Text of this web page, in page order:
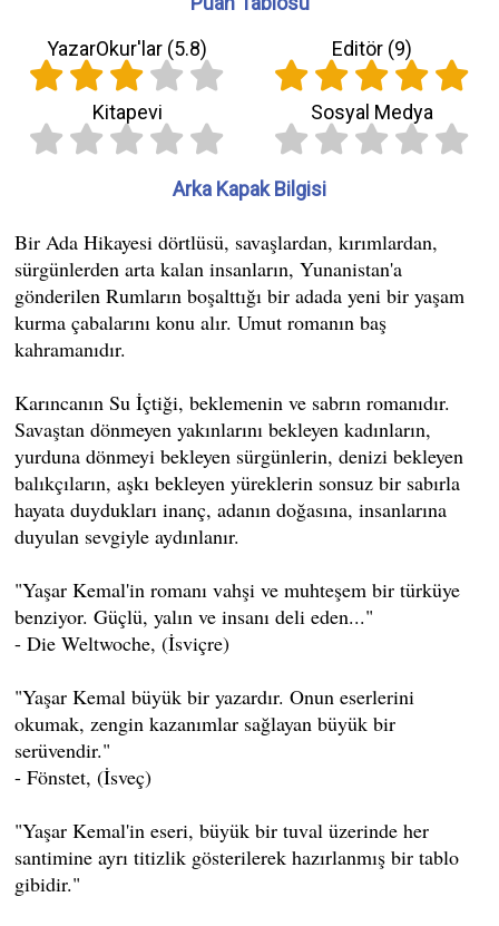
YazarOkur'lar (5.8) Editör (9)
Kitapevi Sosyal Medya
Arka Kapak Bilgisi